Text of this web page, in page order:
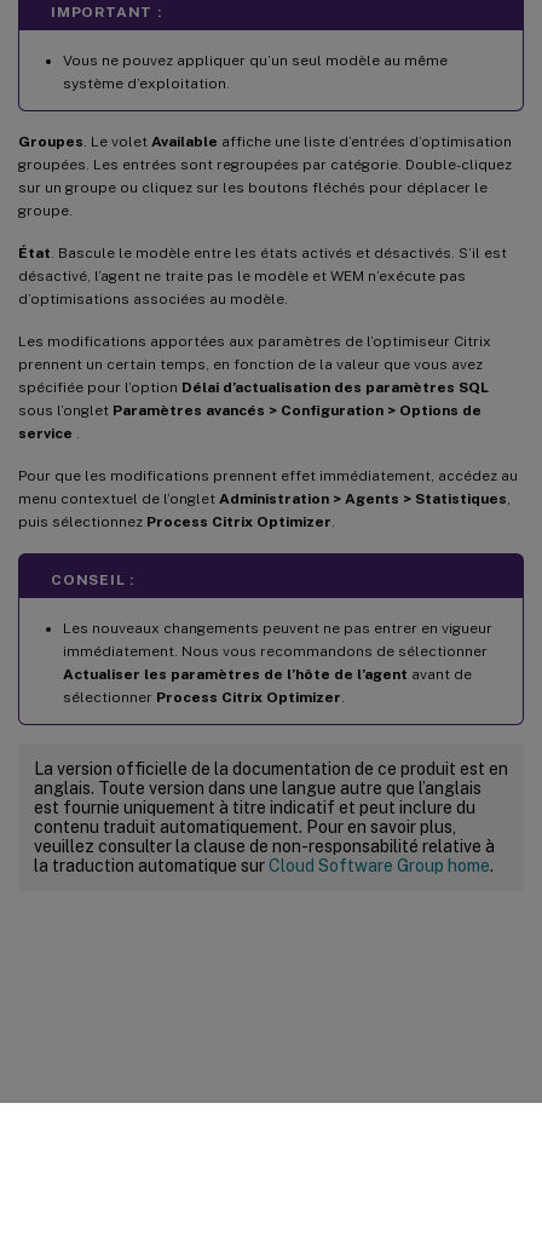
IMPORTANT :
Vous ne pouvez appliquer qu’un seul modèle au même
système d’exploitation.
Groupes . Le volet Available affiche une liste d’entrées d’optimisation
groupées. Les entrées sont regroupées par catégorie. Double-cliquez
sur un groupe ou cliquez sur les boutons fléchés pour déplacer le
groupe.
État . Bascule le modèle entre les états activés et désactivés. S’il est
désactivé, l’agent ne traite pas le modèle et WEM n’exécute pas
d’optimisations associées au modèle.
Les modifications apportées aux paramètres de l’optimiseur Citrix
prennent un certain temps, en fonction de la valeur que vous avez
spécifiée pour l’option Délai d’actualisation des paramètres SQL
sous l’onglet Paramètres avancés > Configuration > Options de
service
Pour que les modifications prennent effet immédiatement, accédez au
menu contextuel de l’onglet Administration > Agents > Statistiques
puis sélectionnez Process Citrix Optimizer
CONSEIL :
Les nouveaux changements peuvent ne pas entrer en vigueur
immédiatement. Nous vous recommandons de sélectionner
Actualiser les paramètres de l’hôte de l’agent avant de
sélectionner Process Citrix Optimizer
La version officielle de la documentation de ce produit est en
anglais. Toute version dans une langue autre que l’anglais
est fournie uniquement à titre indicatif et peut inclure du
contenu traduit automatiquement. Pour en savoir plus,
veuillez consulter la clause de non-responsabilité relative à
la traduction automatique surCloud Software Group home.